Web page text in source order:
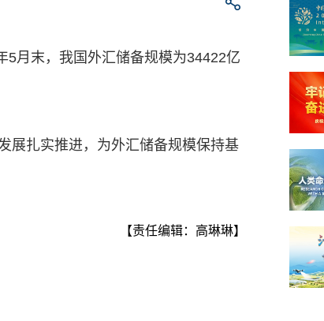
5月末，我国外汇储备规模为34422亿
展扎实推进，为外汇储备规模保持基
【责任编辑：高琳琳】